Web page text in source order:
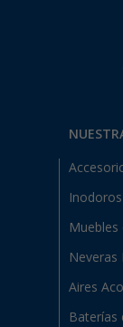
Muebles
Neveras
Aires
Baterías